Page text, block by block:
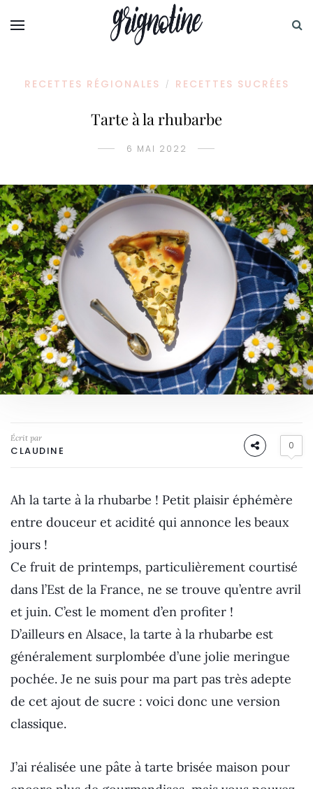
RECETTES RÉGIONALES / RECETTES SUCRÉES
Tarte à la rhubarbe
6 MAI 2022
Écrit par
CLAUDINE 0
Ah la tarte à la rhubarbe ! Petit plaisir éphémère
entre douceur et acidité qui annonce les beaux
jours !
Ce fruit de printemps, particulièrement courtisé
dans l’Est de la France, ne se trouve qu’entre avril
et juin. C’est le moment d’en profiter !
D’ailleurs en Alsace, la tarte à la rhubarbe est
généralement surplombée d’une jolie meringue
pochée. Je ne suis pour ma part pas très adepte
de cet ajout de sucre : voici donc une version
classique.
J’ai réalisée une pâte à tarte brisée maison pour